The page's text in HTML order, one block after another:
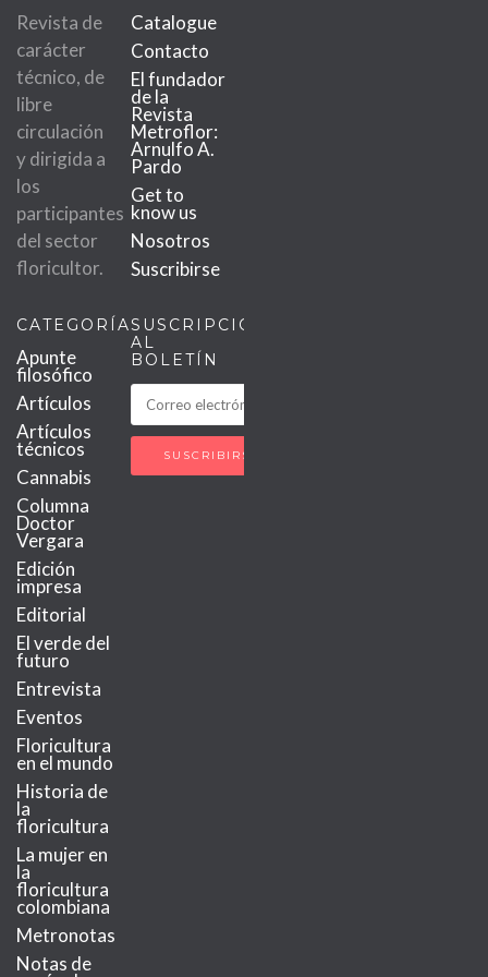
Revista de
carácter
técnico, de
libre
circulación
y dirigida a
los
participantes
del sector
floricultor.
Catalogue
Contacto
El fundador
de la
Revista
Metroflor:
Arnulfo A.
Pardo
Get to
know us
Nosotros
Suscribirse
CATEGORÍAS
Apunte
filosófico
Artículos
Artículos
técnicos
Cannabis
Columna
Doctor
Vergara
Edición
impresa
Editorial
El verde del
futuro
Entrevista
Eventos
Floricultura
en el mundo
Historia de
la
floricultura
La mujer en
la
floricultura
colombiana
Metronotas
Notas de
SUSCRIPCIÓN
AL
BOLETÍN